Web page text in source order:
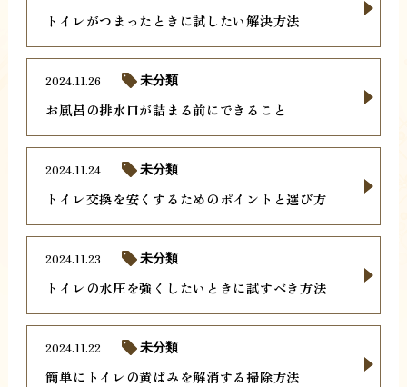
トイレがつまったときに試したい解決方法
お風呂の排水口が詰まる前にできること
2024.11.26 未分類
トイレ交換を安くするためのポイントと選び方
2024.11.24 未分類
トイレの水圧を強くしたいときに試すべき方法
2024.11.23 未分類
簡単にトイレの黄ばみを解消する掃除方法
2024.11.22 未分類